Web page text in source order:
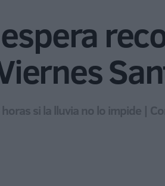
si la lluvia no lo impide |